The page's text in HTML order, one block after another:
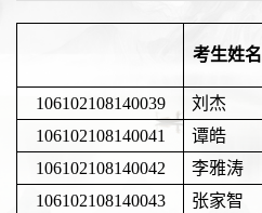
考生姓名
106102108140039 刘杰
106102108140041
谭皓
106102108140042
李雅涛
106102108140043
张家智